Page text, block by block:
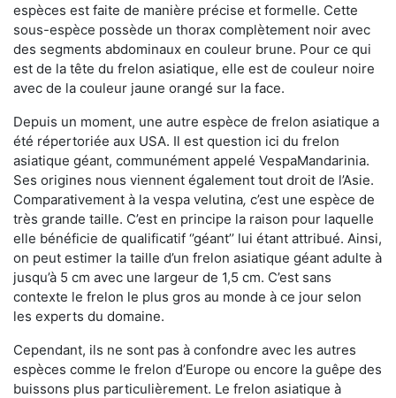
espèces est faite de manière précise et formelle. Cette
sous-espèce possède un thorax complètement noir avec
des segments abdominaux en couleur brune. Pour ce qui
est de la tête du frelon asiatique, elle est de couleur noire
avec de la couleur jaune orangé sur la face.
Depuis un moment, une autre espèce de frelon asiatique a
été répertoriée aux USA. Il est question ici du frelon
asiatique géant, communément appelé VespaMandarinia.
Ses origines nous viennent également tout droit de l’Asie.
Comparativement à la vespa velutina, c’est une espèce de
très grande taille. C’est en principe la raison pour laquelle
elle bénéficie de qualificatif ‘’géant’’ lui étant attribué. Ainsi,
on peut estimer la taille d’un frelon asiatique géant adulte à
jusqu’à 5 cm avec une largeur de 1,5 cm. C’est sans
contexte le frelon le plus gros au monde à ce jour selon
les experts du domaine.
Cependant, ils ne sont pas à confondre avec les autres
espèces comme le frelon d’Europe ou encore la guêpe des
buissons plus particulièrement. Le frelon asiatique à